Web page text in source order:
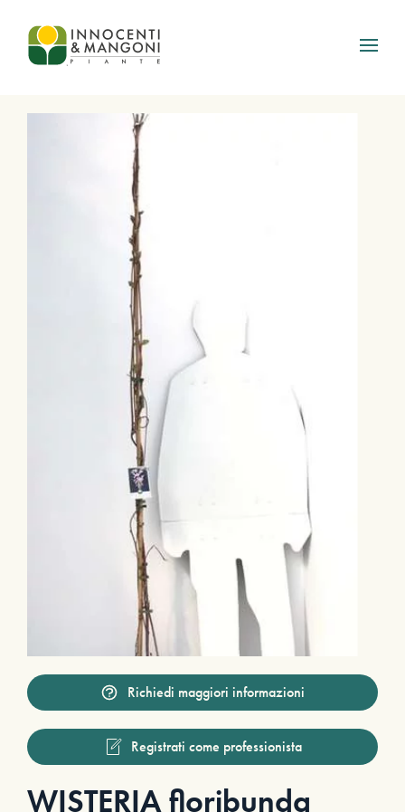
Skip to main content
Richiedi maggiori informazioni
Registrati come professionista
WISTERIA floribunda